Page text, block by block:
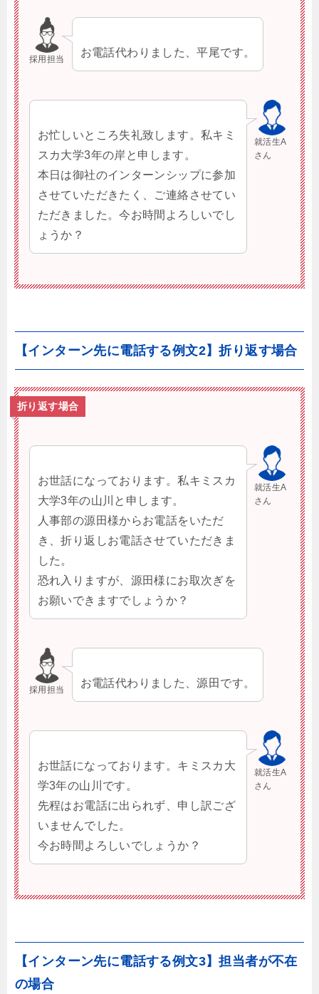
採用担当
お電話代わりました、平尾です。
就活生A
さん
お忙しいところ失礼致します。私キミ
スカ大学3年の岸と申します。
本日は御社のインターンシップに参加
させていただきたく、ご連絡させてい
ただきました。今お時間よろしいでし
ょうか？
【インターン先に電話する例文2】折り返す場合
折り返す場合
就活生A
さん
お世話になっております。私キミスカ
大学3年の山川と申します。
人事部の源田様からお電話をいただ
き、折り返しお電話させていただきま
した。
恐れ入りますが、源田様にお取次ぎを
お願いできますでしょうか？
採用担当
お電話代わりました、源田です。
就活生A
さん
お世話になっております。キミスカ大
学3年の山川です。
先程はお電話に出られず、申し訳ござ
いませんでした。
今お時間よろしいでしょうか？
【インターン先に電話する例文3】担当者が不在
の場合